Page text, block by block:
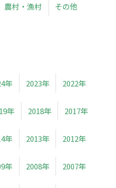
農村・漁村 その他
年 2023年 2022年
年 2018年 2017年
年 2013年 2012年
年 2008年 2007年